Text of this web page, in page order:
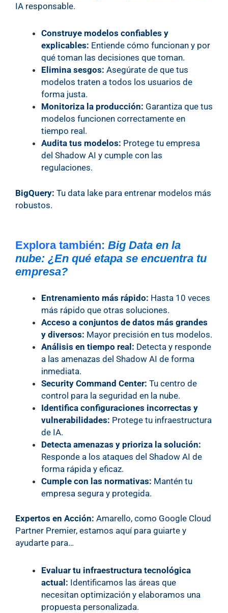
IA responsable.
Construye modelos confiables y
explicables: Entiende cómo funcionan y por
qué toman las decisiones que toman.
Elimina sesgos: Asegúrate de que tus
modelos traten a todos los usuarios de
forma justa.
Monitoriza la producción: Garantiza que tus
modelos funcionen correctamente en
tiempo real.
Audita tus modelos: Protege tu empresa
del Shadow AI y cumple con las
regulaciones.
BigQuery: Tu data lake para entrenar modelos más
robustos.
Explora también: Big Data en la
nube: ¿En qué etapa se encuentra tu
empresa?
Entrenamiento más rápido: Hasta 10 veces
más rápido que otras soluciones.
Acceso a conjuntos de datos más grandes
y diversos: Mayor precisión en tus modelos.
Análisis en tiempo real: Detecta y responde
a las amenazas del Shadow AI de forma
inmediata.
Security Command Center: Tu centro de
control para la seguridad en la nube.
Identifica configuraciones incorrectas y
vulnerabilidades: Protege tu infraestructura
de IA.
Detecta amenazas y prioriza la solución:
Responde a los ataques del Shadow AI de
forma rápida y eficaz.
Cumple con las normativas: Mantén tu
empresa segura y protegida.
Expertos en Acción: Amarello, como Google Cloud
Partner Premier, estamos aquí para guiarte y
ayudarte para…
Evaluar tu infraestructura tecnológica
actual: Identificamos las áreas que
necesitan optimización y elaboramos una
propuesta personalizada.